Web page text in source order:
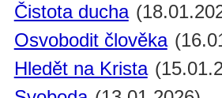
Čistota ducha
Osvobodit člověka
Hledět na Krista